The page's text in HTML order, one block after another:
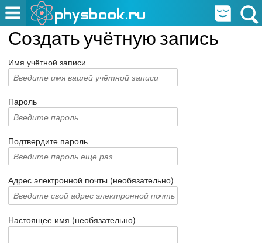
Создать учётную запись
Имя учётной записи
Пароль
Подтвердите пароль
Адрес электронной почты (необязательно)
Настоящее имя (необязательно)